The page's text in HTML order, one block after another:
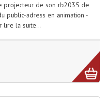
Noire
projecteur de son rb2035 de
public-adress en animation -
lire la suite...